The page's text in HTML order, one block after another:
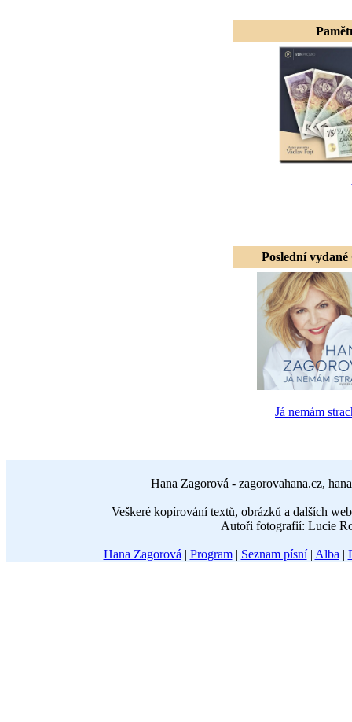
Poslední vydané
Já nemám
Hana Zagorová - zagorovahana.cz,
Veškeré kopírování textů, obrázků a dalších
Autoři fotografií: Lucie
Hana Zagorová | Program| Seznam písní| Alba |